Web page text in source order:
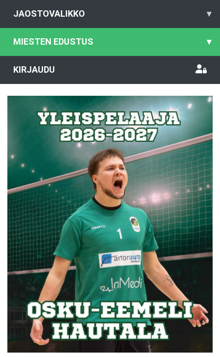
JAOSTOVALIKKO ▾
MIESTEN EDUSTUS ▾
KIRJAUDU